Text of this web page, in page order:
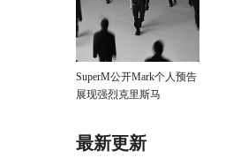
SuperM公开Mark个人预告
展现强烈克里斯马
最新更新